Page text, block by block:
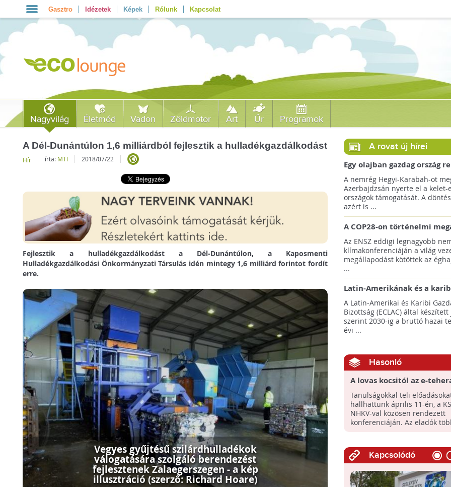
Gasztro Idézetek Képek Rólunk Kapcsolat
Nagyvilág Életmód Vadon Zöldmotor Art Űr Programok
A Dél-Dunántúlon 1,6 milliárdból fejlesztik a hulladékgazdálkodást
Hír írta: MTI 2018/07/22
Fejlesztik a hulladékgazdálkodást a Dél-Dunántúlon, a Kaposmenti
Hulladékgazdálkodási Önkormányzati Társulás idén mintegy 1,6 milliárd forintot fordít
erre.
Vegyes gyűjtésű szilárdhulladékok
válogatására szolgáló berendezést
fejlesztenek Zalaegerszegen - a kép
illusztráció (szerző: Richard Hoare)
A rovat új hírei
Egy olajban gazdag ország
jövőre a COP29 klímacsúcsot
A nemrég Hegyi-Karabah-ot
Azerbajdzsán nyerte el a kelet-
országok támogatását. A
azért is ...
A COP28-on történelmi
született! - Összefoglaló az
klímacsúcsáról
Az ENSZ eddigi legnagyobb
klímakonferenciáján a világ
megállapodást kötöttek az
...
Latin-Amerikának és a
térségnek növelniük kell
az éghajlatvédelmi célok
A Latin-Amerikai és Karibi
Bizottság (ECLAC) által
szerint 2030-ig a bruttó hazai
évi ...
Hasonló
A lovas kocsitól az e-
Tanulságokkal teli
hallhattunk április 11-én, a
NHKV-val közösen rendezett
konferenciáján. Az eladók
Kapcsolódó